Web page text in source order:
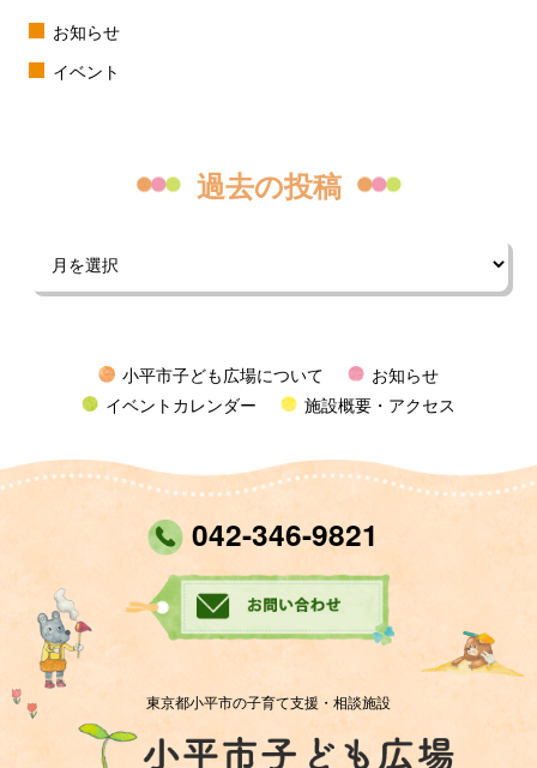
お知らせ
イベント
過去の投稿
小平市子ども広場について
お知らせ
イベントカレンダー
施設概要・アクセス
042-346-9821
東京都小平市の子育て支援・相談施設